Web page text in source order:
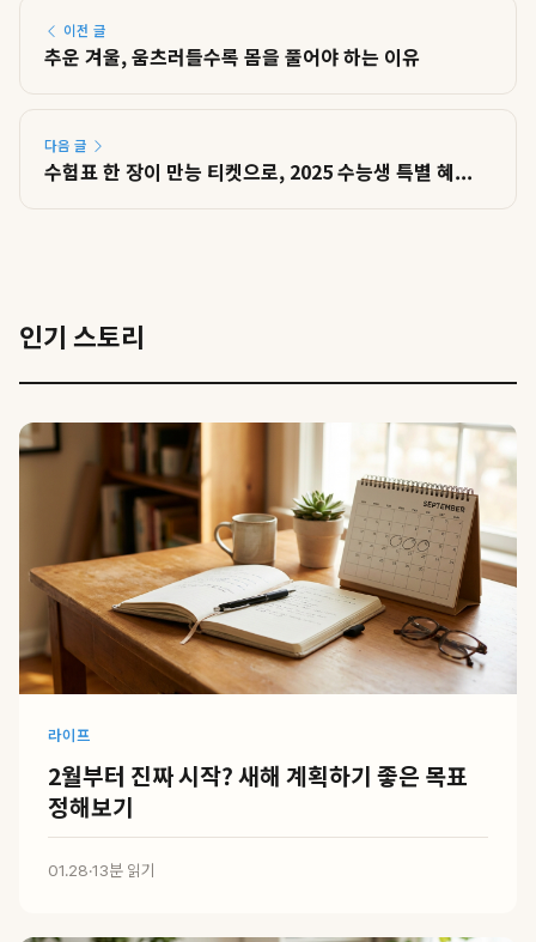
이전 글
추운 겨울, 움츠러들수록 몸을 풀어야 하는 이유
다음 글
수험표 한 장이 만능 티켓으로, 2025 수능생 특별 혜...
인기 스토리
라이프
2월부터 진짜 시작? 새해 계획하기 좋은 목표
정해보기
01.28·13분 읽기